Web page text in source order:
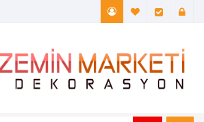
A. Listem